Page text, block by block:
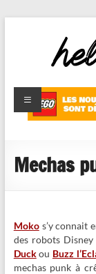
Blog LEGO,
nouveaut�s
reviews
Mechas
Mokos’y connait
des robots
Duckou Buzz
mechas punk à